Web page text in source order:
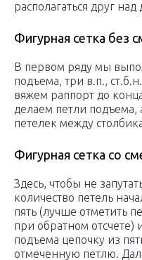
располагаться друг над
Фигурная сетка без
В первом ряду мы
подъема, три в.п.,
вяжем раппорт до
делаем петли
петелек между
Фигурная сетка со
Здесь, чтобы не
количество петель
пять (лучше отметить
при обратном
подъема цепочку из
отмеченную петлю.